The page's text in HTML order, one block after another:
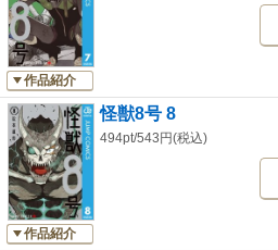
作品紹介
作品紹介
怪獣8号 8
494pt/543円(税込)